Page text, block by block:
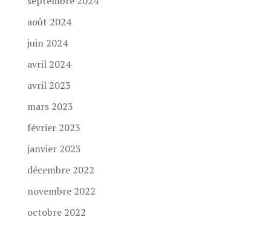
août 2024
juin 2024
avril 2024
avril 2023
mars 2023
février 2023
janvier 2023
décembre 2022
novembre 2022
octobre 2022